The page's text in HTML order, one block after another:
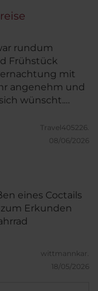
rundum
Frühstück
mit
angenehm und
wünscht.
Travel405226.
08/06/2026
eines Coctails
Erkunden
wittmannkar.
18/05/2026